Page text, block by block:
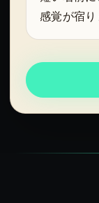
感覚が宿り